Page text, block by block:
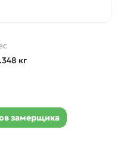
кг
замерщика